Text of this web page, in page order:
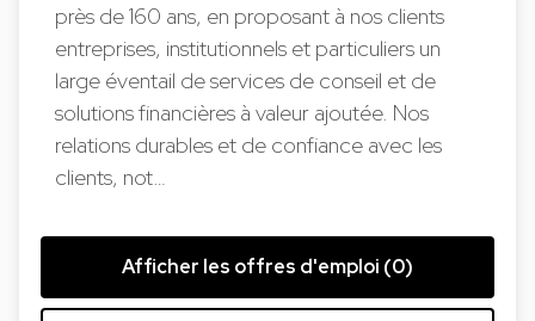
près de 160 ans, en proposant à nos clients
entreprises, institutionnels et particuliers un
large éventail de services de conseil et de
solutions financières à valeur ajoutée. Nos
relations durables et de confiance avec les
clients, not…
Afficher les offres d'emploi (0)